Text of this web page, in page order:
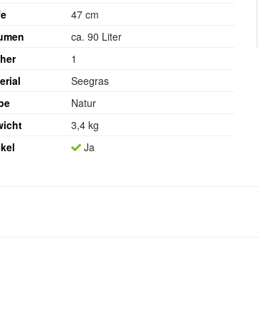
47 cm
ca. 90 Liter
1
Seegras
Natur
3,4 kg
Ja